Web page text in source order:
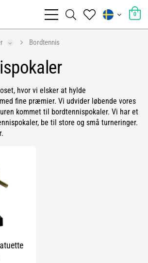
0
Bordtennis
hvor vi elsker at hylde
fine præmier. Vi udvider løbende vores
kommet til bordtennispokaler. Vi har et
be til store og små turneringer.